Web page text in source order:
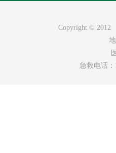
Copyright ©
急救电话：